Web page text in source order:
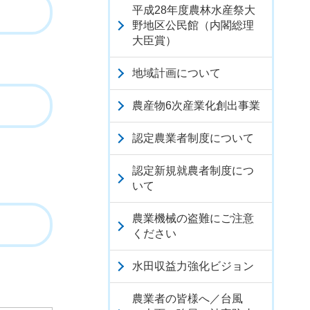
平成28年度農林水産祭大
野地区公民館（内閣総理
大臣賞）
地域計画について
農産物6次産業化創出事業
認定農業者制度について
認定新規就農者制度につ
いて
農業機械の盗難にご注意
ください
水田収益力強化ビジョン
農業者の皆様へ／台風